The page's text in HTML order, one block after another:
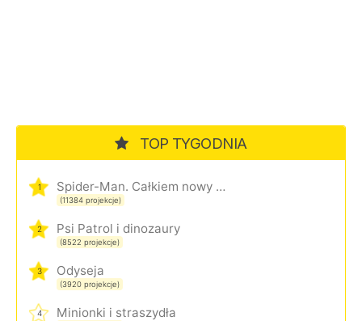
TOP TYGODNIA
1 Spider-Man. Całkiem nowy dzień
(11384 projekcje)
2 Psi Patrol i dinozaury
(8522 projekcje)
3 Odyseja
(3920 projekcje)
4 Minionki i straszydła